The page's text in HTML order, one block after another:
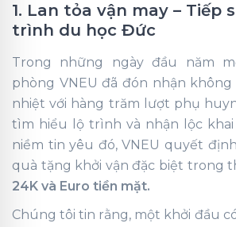
1. Lan tỏa vận may – Tiếp
trình du học Đức
Trong những ngày đầu năm
phòng VNEU đã đón nhận
nhiệt với hàng trăm lượt phụ
tìm hiểu lộ trình và nhận lộc khai
niềm tin yêu đó, VNEU quyết
quà tặng khởi vận đặc biệt trong
24K và Euro tiền mặt.
Chúng tôi tin rằng, một khởi đầu